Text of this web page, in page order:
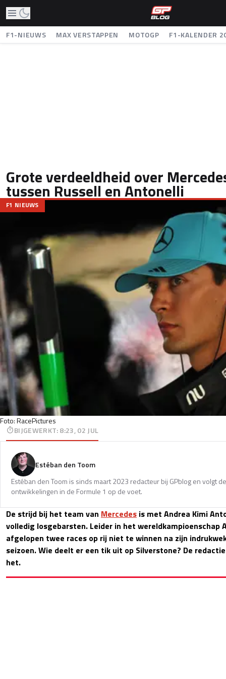
F1-NIEUWS MAX VERSTAPPEN MOTOGP F1-KALENDER
Grote verdeeldheid over
tussen Russell en Antonelli
Foto: RacePictures
F1 NIEUWS
BIJGEWERKT:8:23, 02 JUL
Estéban den Toom
Estéban den Toom is sinds maart 2023 redacteur bij GPblog en volgt
ontwikkelingen in de Formule 1 op de voet.
De strijd bij het team van Mercedes is met Andrea Kimi
volledig losgebarsten. Leider in het wereldkampioenschap
afgelopen twee races op rij niet te winnen na zijn
seizoen. Wie deelt er een tik uit op Silverstone? De
het.